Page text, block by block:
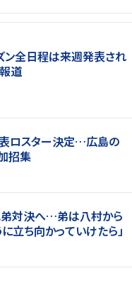
全日程は来週発表され
道
ロスター決定…広島の
招集
対決へ…弟は八村から
立ち向かっていけたら」